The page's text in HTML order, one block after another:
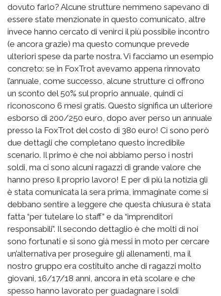
dovuto farlo? Alcune strutture nemmeno sapevano di
essere state menzionate in questo comunicato, altre
invece hanno cercato di venirci il più possibile incontro
(e ancora grazie) ma questo comunque prevede
ulteriori spese da parte nostra. Vi facciamo un esempio
concreto: se in FoxTrot avevamo appena rinnovato
l’annuale, come successo, alcune strutture ci offrono
un sconto del 50% sul proprio annuale, quindi ci
riconoscono 6 mesi gratis. Questo significa un ulteriore
esborso di 200/250 euro, dopo aver perso un annuale
presso la FoxTrot del costo di 380 euro! Ci sono però
due dettagli che completano questo incredibile
scenario. Il primo è che noi abbiamo perso i nostri
soldi, ma ci sono alcuni ragazzi di grande valore che
hanno preso il proprio lavoro! E per di più la notizia gli
è stata comunicata la sera prima, immaginate come si
debbano sentire a leggere che questa chiusura è stata
fatta “per tutelare lo staff” e da “imprenditori
responsabili”. Il secondo dettaglio è che molti di noi
sono fortunati e si sono già messi in moto per cercare
un’alternativa per proseguire gli allenamenti, ma il
nostro gruppo era costituito anche di ragazzi molto
giovani, 16/17/18 anni, ancora in età scolare e che
spesso hanno lavorato per guadagnare i soldi